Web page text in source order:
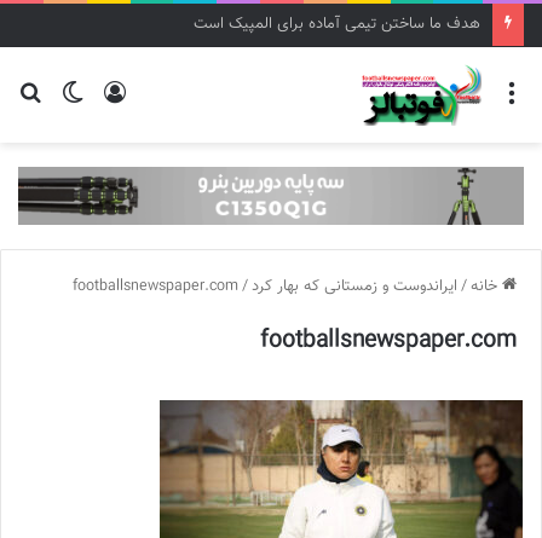
هدف ما ساختن تیمی آماده برای المپیک است
تغییر
ورود منو
خانه/ ایراندوست و زمستانی که بهار کرد/
footballsnewspaper.com
footballsnewspaper.com